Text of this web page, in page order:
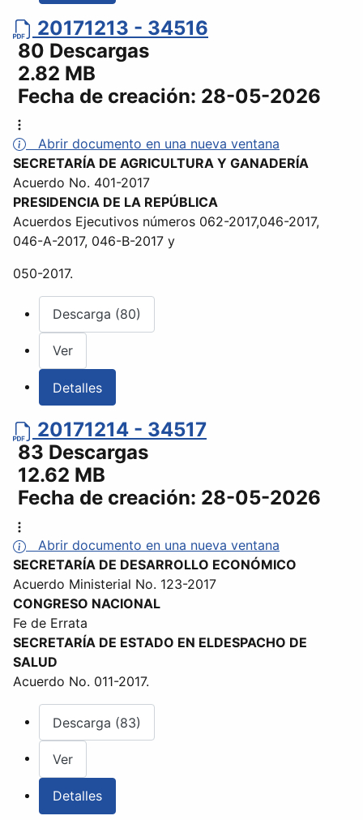
20171213 - 34516
80 Descargas
2.82 MB
Fecha de creación: 28-05-2026
Abrir documento en una nueva ventana
SECRETARÍA DE AGRICULTURA Y GANADERÍA
Acuerdo No. 401-2017
PRESIDENCIA DE LA REPÚBLICA
Acuerdos Ejecutivos números 062-2017,046-2017,
046-A-2017, 046-B-2017 y
050-2017.
Descarga (80)
Ver
Detalles
20171214 - 34517
83 Descargas
12.62 MB
Fecha de creación: 28-05-2026
Abrir documento en una nueva ventana
SECRETARÍA DE DESARROLLO ECONÓMICO
Acuerdo Ministerial No. 123-2017
CONGRESO NACIONAL
Fe de Errata
SECRETARÍA DE ESTADO EN ELDESPACHO DE
SALUD
Acuerdo No. 011-2017.
Descarga (83)
Ver
Detalles